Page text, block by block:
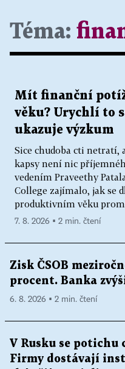
Téma:
Mít finanční
věku? Urychlí to
ukazuje výzkum
Sice chudoba cti netratí,
kapsy není nic
vedením Praveethy
College zajímalo, jak se
produktivním věku
7. 8. 2026 ▪ 2 min. čtení
Zisk ČSOB
procent. Banka
6. 8. 2026 ▪ 2 min. čtení
V Rusku se potichu
Firmy dostávají